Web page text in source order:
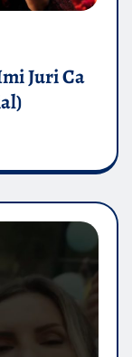
Juri Ca